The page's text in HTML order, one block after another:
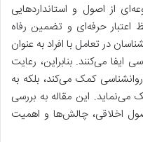
از اصول و استانداردهایی
اعتبار حرفه‌ای و تضمین رفاه
در تعامل با افراد به عنوان
می‌کنند. بنابراین، رعایت
کمک می‌کند، بلکه به
می‌نماید. این مقاله به بررسی
اخلاقی، چالش‌ها و اهمیت